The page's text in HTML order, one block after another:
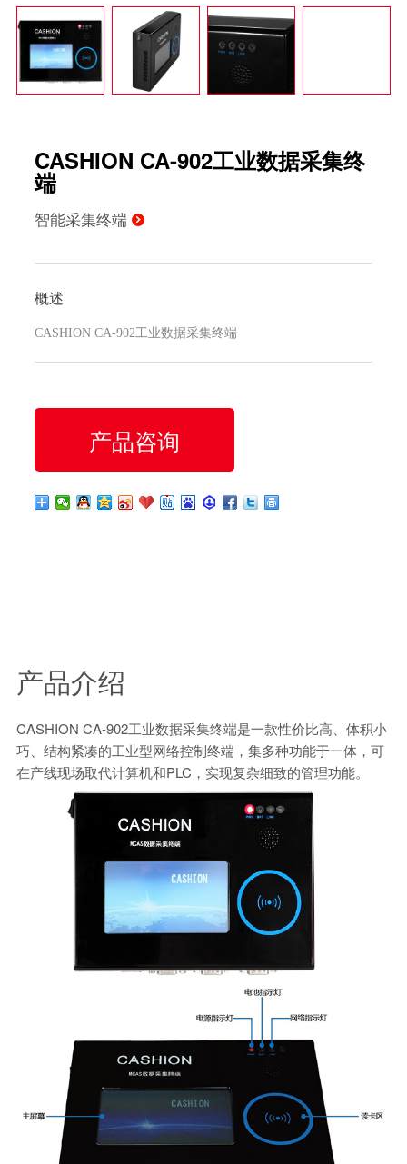
CASHION CA-902工业数据采集终
端
智能采集终端
概述
CASHION CA-902工业数据采集终端
产品咨询
产品介绍
CASHION CA-902工业数据采集终端是一款性价比高、体积小
巧、结构紧凑的工业型网络控制终端，集多种功能于一体，可
在产线现场取代计算机和PLC，实现复杂细致的管理功能。